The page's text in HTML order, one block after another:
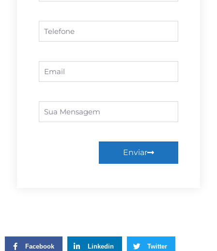
Enviar
Facebook Linkedin Twitter